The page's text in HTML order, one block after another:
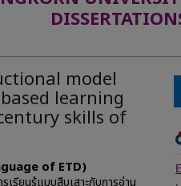
model
learning
skills of
of ETD)
รียนรู้แบบสืบเสาะกับการอ่าน